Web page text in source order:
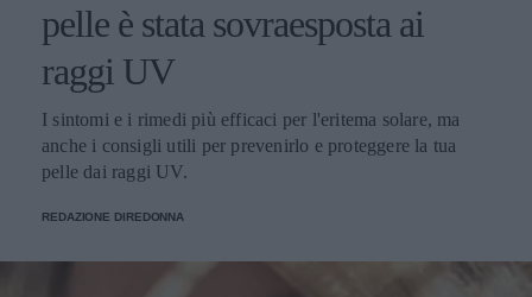
pelle è stata sovraesposta ai
raggi UV
I sintomi e i rimedi più efficaci per l'eritema solare, ma
anche i consigli utili per prevenirlo e proteggere la tua
pelle dai raggi UV.
REDAZIONE DIREDONNA